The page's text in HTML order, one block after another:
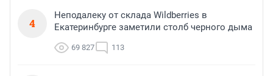
4
Неподалеку от склада Wildberries в
Екатеринбурге заметили столб черного дыма
69 827 113